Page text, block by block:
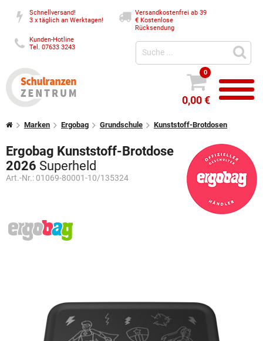
Schnellversand!
3 x täglich an Werktagen!
Versandkostenfrei ab 39
€Kostenlose
Rücksendung
Kunden-Hotline
Tel. 07633 3243
0
0,00 €
Marken Ergobag Grundschule Kunststoff-Brotdosen
Ergobag Kunststoff-Brotdose
2026 Superheld
Art.-Nr.: 01069-80001-10/135324